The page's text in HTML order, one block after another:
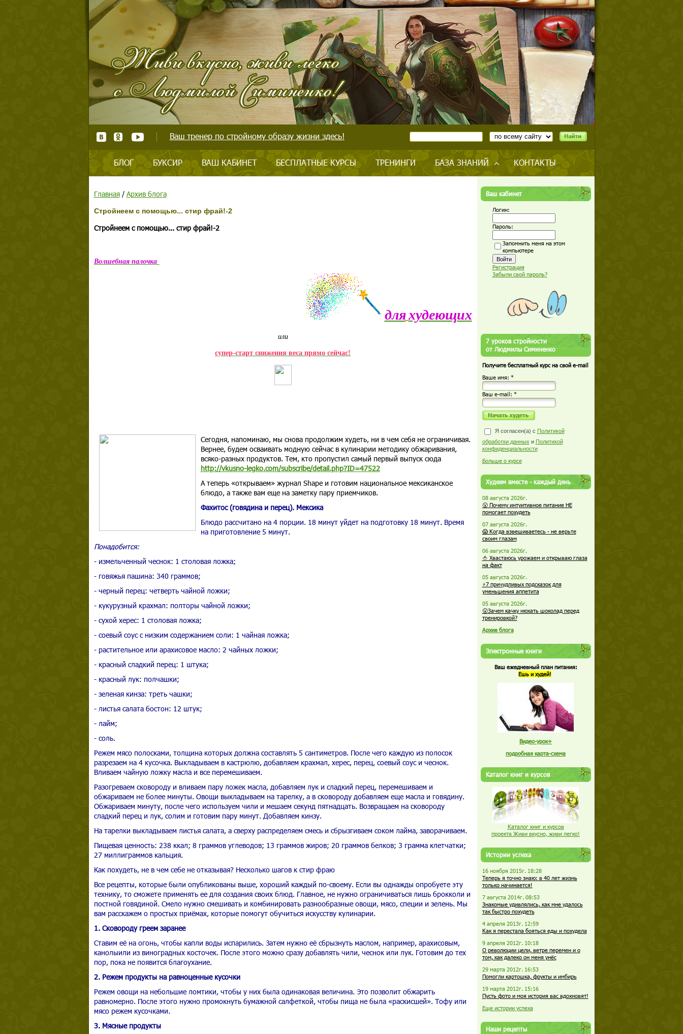
Ваш тренер по стройному образу жизни здесь!
БЛОГ БУКСИР ВАШ КАБИНЕТ БЕСПЛАТНЫЕ КУРСЫ ТРЕНИНГИ БАЗА ЗНАНИЙ КОНТАКТЫ
Главная/ Архив блога
Стройнеем с помощью... стир фрай!-2
Стройнеем с помощью... стир фрай!-2
Волшебная палочка
дляхудеющих
или
супер-старт снижения веса прямо сейчас!
Сегодня, напоминаю, мы снова продолжим худеть, ни в чем себя не ограничивая.
Вернее, будем осваивать модную сейчас в кулинарии методику обжаривания,
всяко-разных продуктов. Тем, кто пропустил самый первый выпуск сюда
http://vkusno-legko.com/subscribe/detail.php?ID=47522
А теперь «открываем» журнал Shape и готовим национальное мексиканское
блюдо, а также вам еще на заметку пару приемчиков.
Фахитос (говядина и перец). Мексика
Блюдо рассчитано на 4 порции. 18 минут уйдет на подготовку 18 минут. Время
на приготовление 5 минут.
Понадобится:
- измельченный чеснок: 1 столовая ложка;
- говяжья пашина: 340 граммов;
- черный перец: четверть чайной ложки;
- кукурузный крахмал: полторы чайной ложки;
- сухой херес: 1 столовая ложка;
- соевый соус с низким содержанием соли: 1 чайная ложка;
- растительное или арахисовое масло: 2 чайных ложки;
- красный сладкий перец: 1 штука;
- красный лук: полчашки;
- зеленая кинза: треть чашки;
- листья салата бостон: 12 штук;
- лайм;
- соль.
Режем мясо полосками, толщина которых должна составлять 5 сантиметров. После чего каждую из полосок
разрезаем на 4 кусочка. Выкладываем в кастрюлю, добавляем крахмал, херес, перец, соевый соус и чеснок.
Вливаем чайную ложку масла и все перемешиваем.
Разогреваем сковороду и вливаем пару ложек масла, добавляем лук и сладкий перец, перемешиваем и
обжариваем не более минуты. Овощи выкладываем на тарелку, а в сковороду добавляем еще масла и говядину.
Обжариваем минуту, после чего используем чили и мешаем секунд пятнадцать. Возвращаем на сковороду
сладкий перец и лук, солим и готовим пару минут. Добавляем кинзу.
На тарелки выкладываем листья салата, а сверху распределяем смесь и сбрызгиваем соком лайма, заворачиваем.
Пищевая ценность: 238 ккал; 8 граммов углеводов; 13 граммов жиров; 20 граммов белков; 3 грамма клетчатки;
27 миллиграммов кальция.
Как похудеть, не в чем себе не отказывая? Несколько шагов к стир фраю
Все рецепты, которые были опубликованы выше, хороший каждый по-своему. Если вы однажды опробуете эту
технику, то сможете применять ее для создания своих блюд. Главное, не нужно ограничиваться лишь брокколи и
постной говядиной. Смело нужно смешивать и комбинировать разнообразные овощи, мясо, специи и зелень. Мы
вам расскажем о простых приёмах, которые помогут обучиться искусству кулинарии.
1. Сковороду греем заранее
Ставим её на огонь, чтобы капли воды испарились. Затем нужно её сбрызнуть маслом, например, арахисовым,
канолыили из виноградных косточек. После этого можно сразу добавлять чили, чеснок или лук. Готовим до тех
пор, пока не появится благоухание.
2. Режем продукты на равноценные кусочки
Режем овощи на небольшие ломтики, чтобы у них была одинаковая величина. Это позволит обжарить
равномерно. После этого нужно промокнуть бумажной салфеткой, чтобы пища не была «раскисшей». Тофу или
мясо режем кусочками.
3. Мясные продукты
Ваш кабинет
Логин:
Пароль:
Запомнить меня на этом
компьютере
Регистрация
Забыли свой пароль?
7 уроков стройности
от Людмилы Симиненко
Получите бесплатный курс на свой e-mail
Ваше имя: *
Ваш е-mail: *
Я согласен(а) с Политикой
обработки данных и Политикой
конфиденциальности
Больше о курсе
Худеем вместе - каждый день
08 августа 2026г.
😮 Почему интуитивное питание НЕ
помогает похудеть
07 августа 2026г.
😱 Когда взвешиваетесь - не верьте
своим глазам
06 августа 2026г.
🍅 Хвастаюсь урожаем и открываю глаза
на факт
05 августа 2026г.
⚡7 причудливых подсказок для
уменьшения аппетита
05 августа 2026г.
😮Зачем качку нюхать шоколад перед
тренировкой?
Архив блога
Электронные книги
Ваш ежедневный план питания:
Ешь и худей!
Видео-урок+
подробная карта-схема
Каталог книг и курсов
Каталог книг и курсов
проекта Живи вкусно, живи легко!
Истории успеха
16 ноября 2015г. 18:28
Теперь я точно знаю: в 40 лет жизнь
только начинается!
7 августа 2014г. 08:53
Знакомые удивлялись, как мне удалось
так быстро похудеть
4 апреля 2013г. 12:59
Как я перестала бояться еды и похудела
9 апреля 2012г. 10:18
О революции цели, ветре перемен и о
том, как далеко он меня унёс
29 марта 2012г. 16:53
Помогли картошка, фрукты и имбирь
19 марта 2012г. 15:16
Пусть фото и моя история вас вдохновят!
Еще истории успеха
Наши рецепты